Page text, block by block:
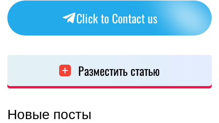
Click to Contact us
Разместить статью
Новые посты